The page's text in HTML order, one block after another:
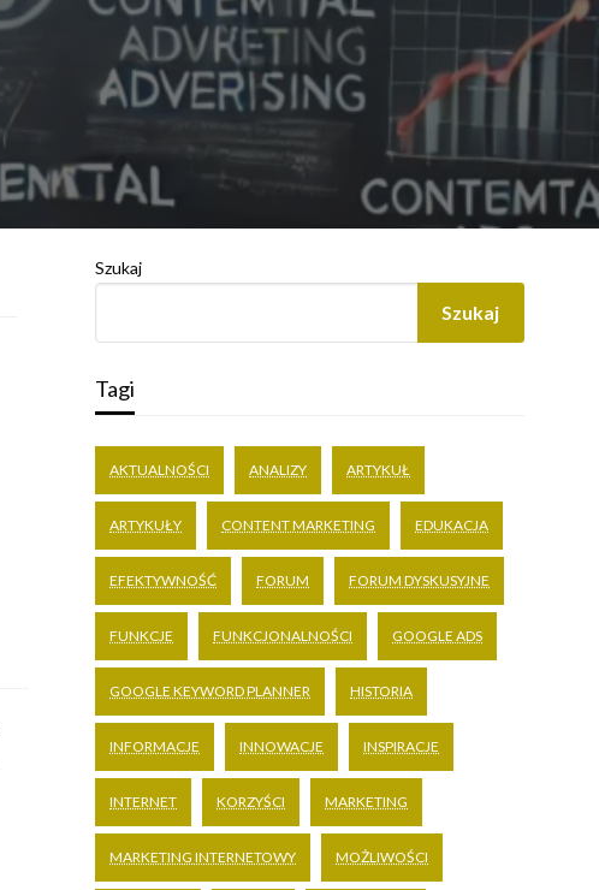
Szukaj
Szukaj
Tagi
AKTUALNOŚCI ANALIZY ARTYKUŁ
ARTYKUŁY CONTENT MARKETING EDUKACJA
EFEKTYWNOŚĆ FORUM FORUM DYSKUSYJNE
FUNKCJE FUNKCJONALNOŚCI GOOGLE ADS
GOOGLE KEYWORD PLANNER HISTORIA
INFORMACJE INNOWACJE INSPIRACJE
INTERNET KORZYŚCI MARKETING
MARKETING INTERNETOWY MOŻLIWOŚCI